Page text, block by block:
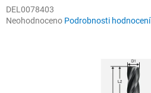
DEL0078403
Průměrné
Neohodnoceno Podrobnosti hodnocení